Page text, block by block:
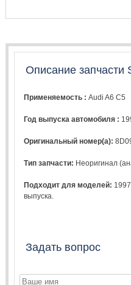
Описание запчасти
Применяемость :Audi A6 C5
Год выпуска автомобиля :
Оригинальный номер(а):
Тип запчасти: Неоригинал
Подходит для моделей: 1997
выпуска.
Задать вопрос